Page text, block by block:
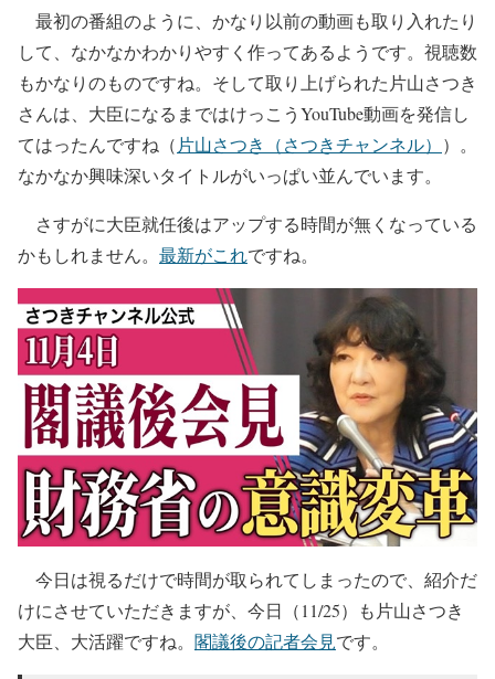
最初の番組のように、かなり以前の動画も取り入れたり
して、なかなかわかりやすく作ってあるようです。視聴数
もかなりのものですね。そして取り上げられた片山さつき
さんは、大臣になるまではけっこうYouTube動画を発信し
てはったんですね（ 片山さつき（さつきチャンネル） ）。
なかなか興味深いタイトルがいっぱい並んでいます。
さすがに大臣就任後はアップする時間が無くなっている
かもしれません。 最新がこれですね。
今日は視るだけで時間が取られてしまったので、紹介だ
けにさせていただきますが、今日（11/25）も片山さつき
大臣、大活躍ですね。 閣議後の記者会見です。